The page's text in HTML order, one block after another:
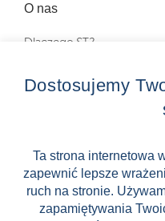
O nas
Dlaczego ST?
Zostań Pilotem wycieczek!
Zniżki
FAQ
ST INCENTIVE
Dostosujemy
Ta strona internetowa
zapewnić lepsze
ruch na stronie.
zapamiętywania